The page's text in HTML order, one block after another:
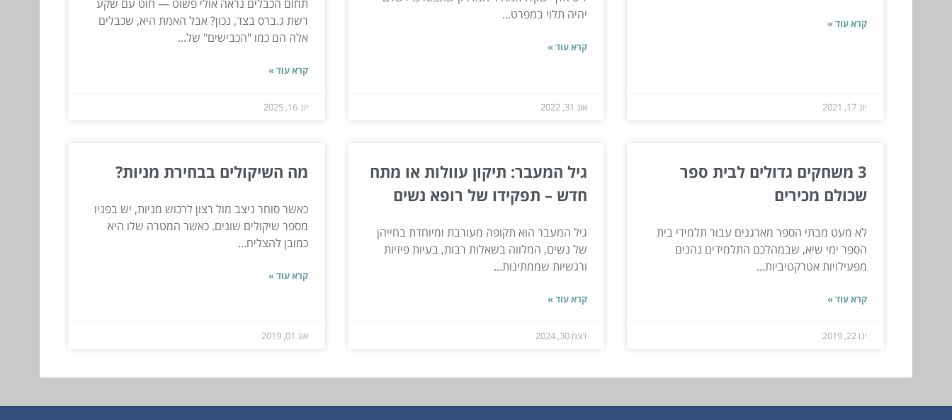
קרא עוד »
יונ 17, 2021
יהיה תלוי במפרט...
קרא עוד »
אוג 31, 2022
תחום הכבלים נראה אולי פשוט — חוט עם שקע
רשת ג.ברס בצד, נכון? אבל האמת היא, שכבלים
אלה הם כמו "הכבישים" של...
קרא עוד »
יונ 16, 2025
3 משחקים גדולים לבית ספר
שכולם מכירים
לא מעט מבתי הספר מארגנים עבור תלמידי בית
הספר ימי שיא, שבמהלכם התלמידים נהנים
מפעילויות אטרקטיביות...
קרא עוד »
ינו 22, 2019
גיל המעבר: תיקון עוולות או מתח
חדש – תפקידו של רופא נשים
גיל המעבר הוא תקופה מעורבת ומיוחדת בחייהן
של נשים, המלווה בשאלות רבות, בעיות פיזיות
ורגשיות שממתינות...
קרא עוד »
דצמ 30, 2024
מה השיקולים בבחירת מניות?
כאשר סוחר ניצב מול רצון לרכוש מניות, יש בפניו
מספר שיקולים שונים. כאשר המטרה שלו היא
כמובן להצליח...
קרא עוד »
אוג 01, 2019